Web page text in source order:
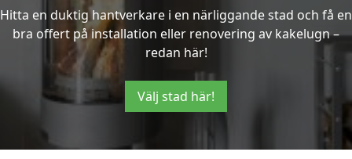
Hitta en duktig hantverkare i en närliggande stad och få en
bra offert på installation eller renovering av kakelugn –
redan här!
Välj stad här!